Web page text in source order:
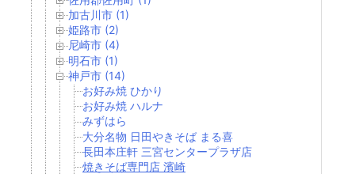
加古川市 (1)
姫路市 (2)
尼崎市 (4)
明石市 (1)
神戸市 (14)
お好み焼 ひかり
お好み焼 ハルナ
みずはら
大分名物 日田やきそば まる喜
長田本庄軒 三宮センタープラザ店
焼きそば専門店 濱崎